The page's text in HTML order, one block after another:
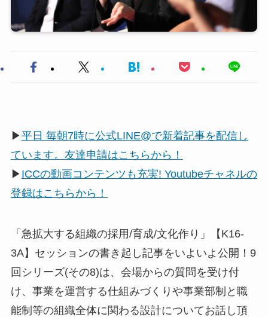
▶平日 毎朝7時に公式LINE@で新着記事を配信し
ています。友達申請はこちらから！
▶ ICCの動画コンテンツも充実! Youtubeチャネルの
登録はこちらから！
「急拡大する組織の採用/育成/文化作り」【K16-
3A】セッションの書き起し記事をいよいよ公開！9
回シリーズ(その8)は、会場からの質問を受け付
け、事業を運営する仕組みづくりや事業部制と職
能制等の組織全体に関わる設計についてお話し頂